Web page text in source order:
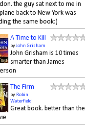
the guy sat next to me in
back to New York was
the same book:)
A Time to Kill
byJohn Grisham
John Grisham is 10 times
smarter than James
The Firm
by Robin
Waterfield
Great book. better than the